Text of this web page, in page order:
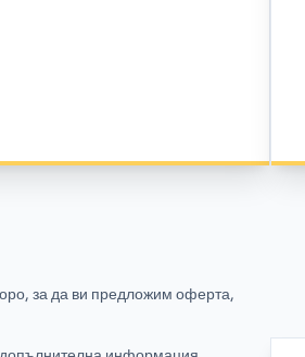
за да ви предложим оферта,